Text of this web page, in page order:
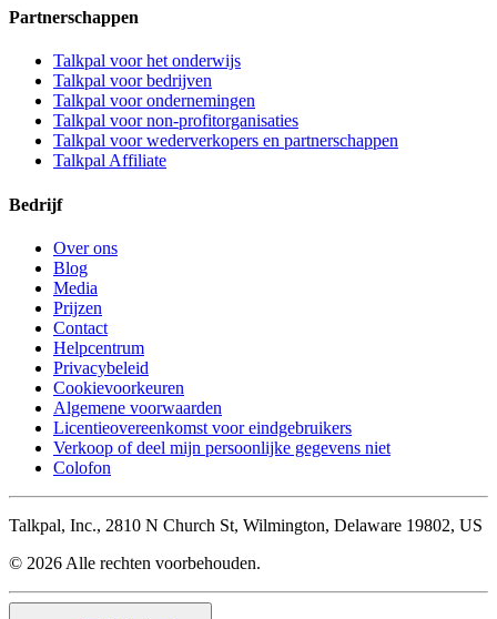
Partnerschappen
Talkpal voor het onderwijs
Talkpal voor bedrijven
Talkpal voor ondernemingen
Talkpal voor non-profitorganisaties
Talkpal voor wederverkopers en partnerschappen
Talkpal Affiliate
Bedrijf
Over ons
Blog
Media
Prijzen
Contact
Helpcentrum
Privacybeleid
Cookievoorkeuren
Algemene voorwaarden
Licentieovereenkomst voor eindgebruikers
Verkoop of deel mijn persoonlijke gegevens niet
Colofon
Talkpal, Inc., 2810 N Church St, Wilmington, Delaware 19802, US
© 2026 Alle rechten voorbehouden.